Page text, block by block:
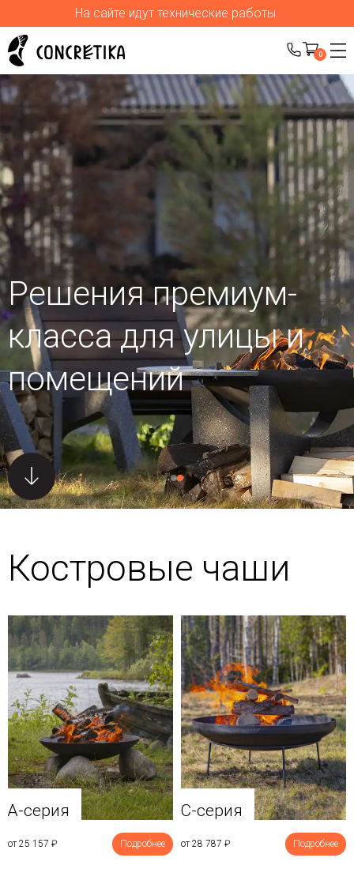
На сайте идут технические работы.
0
Решения премиум-
класса для улицыи
помещений
Костровые чаши
A-серия
от 25 157 ₽ Подробнее
C-серия
от 28 787 ₽ Подробнее